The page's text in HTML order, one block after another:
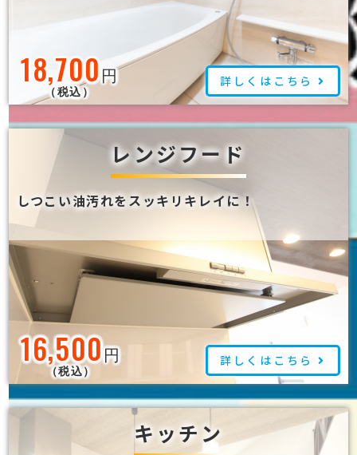
18,700円
（税込）
詳しくはこちら
レンジフード
しつこい油汚れをスッキリキレイに！
16,500円
（税込）
詳しくはこちら
キッチン